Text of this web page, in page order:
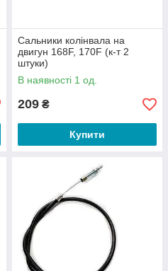
Сальники колінвала на
двигун 168F, 170F (к-т 2
штуки)
В наявності 1 од.
209 ₴
Купити